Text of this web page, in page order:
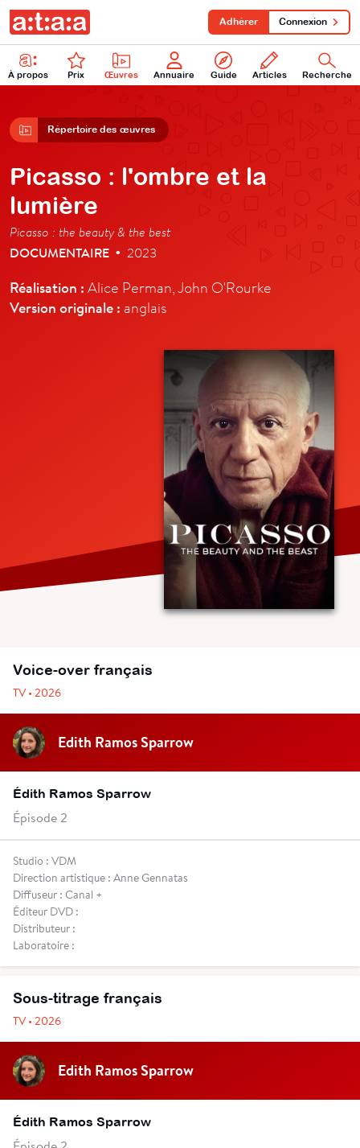
À propos Prix Œuvres Annuaire Guide Articles Recherche
Adhérer Connexion
Répertoire des œuvres
Picasso : l'ombre et la
lumière
Picasso : the beauty & the best
DOCUMENTAIRE • 2023
Réalisation : Alice Perman, John O'Rourke
Version originale : anglais
Voice-over français
TV • 2026
Edith Ramos Sparrow
Édith Ramos Sparrow
Épisode 2
Studio : VDM
Direction artistique : Anne Gennatas
Diffuseur : Canal +
Éditeur DVD :
Distributeur :
Laboratoire :
Sous-titrage français
TV • 2026
Edith Ramos Sparrow
Édith Ramos Sparrow